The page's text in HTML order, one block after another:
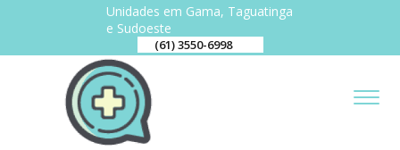
Unidades em Gama, Taguatinga
e Sudoeste
(61) 3550-6998